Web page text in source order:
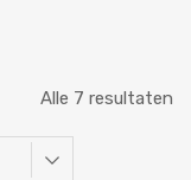
Alle 7 resultaten